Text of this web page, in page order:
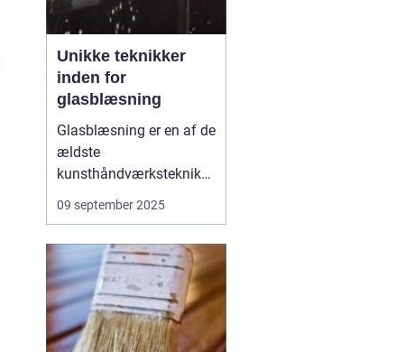
Unikke teknikker
inden for
glasblæsning
Glasblæsning er en af de
ældste
kunsthåndværksteknikke
r, der stadig fascinerer os
i dag. At se en glødende
smukke skåle, vaser eller
kunstværker er næsten
magisk. Men bag skø...
09 september 2025